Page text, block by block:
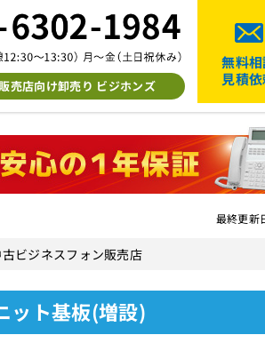
売店向け卸売り ビジホンズ
無料
見積
最終更新
ビジネスフォン販売店
ット基板(増設)